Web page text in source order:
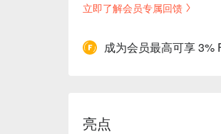
立即了解会员专属回馈
成为会员最高可享 3%
亮点